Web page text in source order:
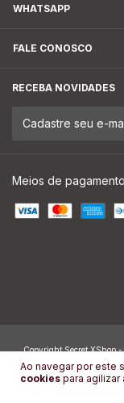
Ao navegar por este
cookies para agilizar
WHATSAPP
FALE CONOSCO
RECEBA NOVIDADES
Meios de pagamento
Copyright Secret XShop